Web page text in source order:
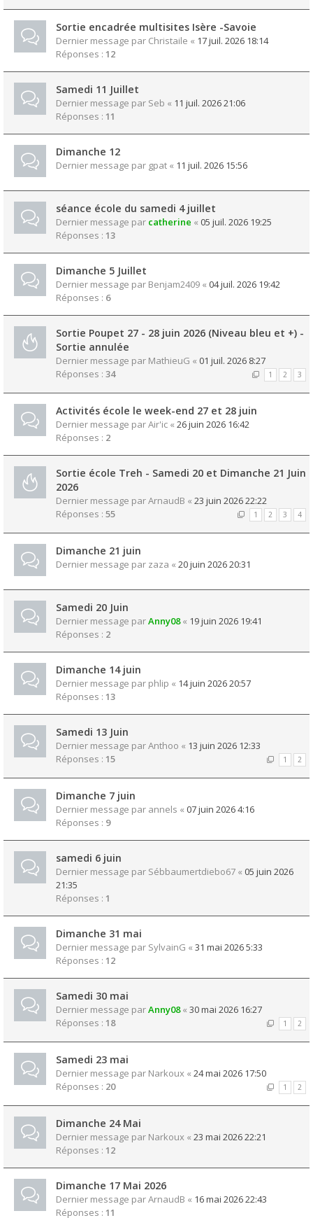
Sortie encadrée multisites Isère -Savoie
Dernier message par Christaile « 17 juil. 2026 18:14
Réponses : 12
Samedi 11 Juillet
Dernier message par Seb « 11 juil. 2026 21:06
Réponses : 11
Dimanche 12
Dernier message par gpat « 11 juil. 2026 15:56
séance école du samedi 4 juillet
Dernier message par catherine « 05 juil. 2026 19:25
Réponses : 13
Dimanche 5 Juillet
Dernier message par Benjam2409 « 04 juil. 2026 19:42
Réponses : 6
Sortie Poupet 27 - 28 juin 2026 (Niveau bleu et +) -
Sortie annulée
Dernier message par MathieuG « 01 juil. 2026 8:27
Réponses : 34 1 2 3
Activités école le week-end 27 et 28 juin
Dernier message parAir'ic « 26 juin 2026 16:42
Réponses : 2
Sortie école Treh - Samedi 20 et Dimanche 21 Juin
2026
Dernier message parArnaudB « 23 juin 2026 22:22
Réponses : 55 1 2 3 4
Dimanche 21 juin
Dernier message par zaza « 20 juin 2026 20:31
Samedi 20 Juin
Dernier message parAnny08« 19 juin 2026 19:41
Réponses : 2
Dimanche 14 juin
Dernier message par phlip « 14 juin 2026 20:57
Réponses : 13
Samedi 13 Juin
Dernier message parAnthoo « 13 juin 2026 12:33
Réponses : 15 1 2
Dimanche 7 juin
Dernier message par annels « 07 juin 2026 4:16
Réponses : 9
samedi 6 juin
Dernier message par Sébbaumertdiebo67 « 05 juin 2026
21:35
Réponses : 1
Dimanche 31 mai
Dernier message par SylvainG « 31 mai 2026 5:33
Réponses : 12
Samedi 30 mai
Dernier message parAnny08« 30 mai 2026 16:27
Réponses : 18 1 2
Samedi 23 mai
Dernier message par Narkoux « 24 mai 2026 17:50
Réponses : 20 1 2
Dimanche 24 Mai
Dernier message par Narkoux « 23 mai 2026 22:21
Réponses : 12
Dimanche 17 Mai 2026
Dernier message parArnaudB « 16 mai 2026 22:43
Réponses : 11